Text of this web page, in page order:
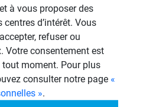
à vous proposer des
d’intérêt. Vous
refuser ou
Votre consentement est
tout moment. Pour plus
consulter notre page «
».